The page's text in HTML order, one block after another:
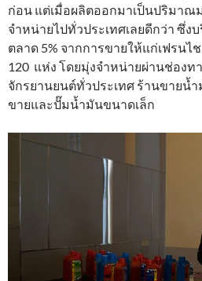
ก่อน แต่เมื่อผลิตออกมาเป็นปริมาณ
จำหน่ายไปทั่วประเทศเลยดีกว่า ซึ่ง
ตลาด 5% จากการขายให้แก่เฟรนไ
120 แห่ง โดยมุ่งจำหน่ายผ่านช่องท
จักรยานยนต์ทั่วประเทศ ร้านขายน้ำ
ขายและปั๊มน้ำมันขนาดเล็ก